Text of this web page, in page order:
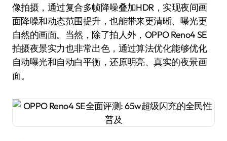
像拍摄，通过复合多帧降噪叠加HDR，实现夜间画
面降噪和动态范围提升，也能带来更清晰、曝光更
自然的画面。当然，除了拍人外，OPPO Reno4 SE
拍摄夜景实力也非常出色，通过算法优化能够优化
自动曝光和自动白平衡，还原明亮、真实的夜景画
面。